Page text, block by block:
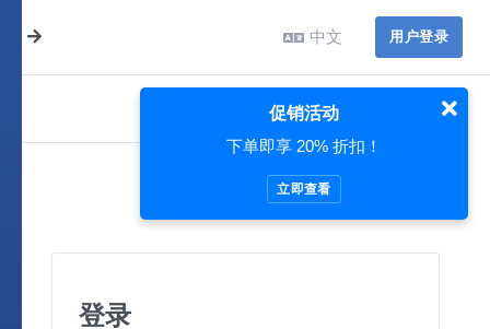
中文 用户登录
登录
促销活动
下单即享 20% 折扣！
立即查看